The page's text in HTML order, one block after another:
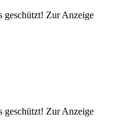
geschützt! Zur Anzeige
geschützt! Zur Anzeige